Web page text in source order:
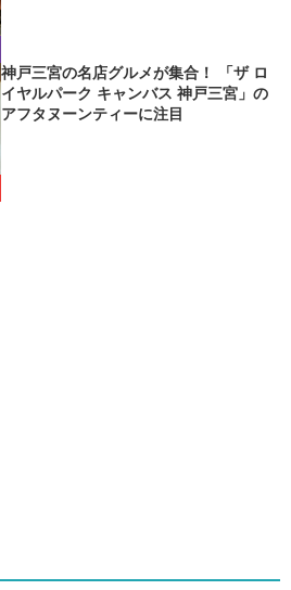
神戸三宮の名店グルメが集合！ 「ザ ロ
イヤルパーク キャンバス 神戸三宮」の
アフタヌーンティーに注目